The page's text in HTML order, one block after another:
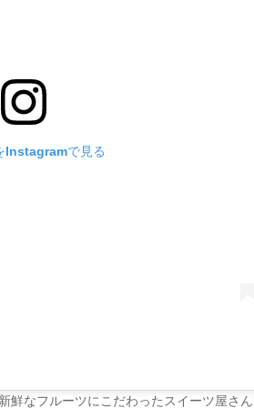
Instagramで見る
鮮なフルーツにこだわったスイーツ屋さ